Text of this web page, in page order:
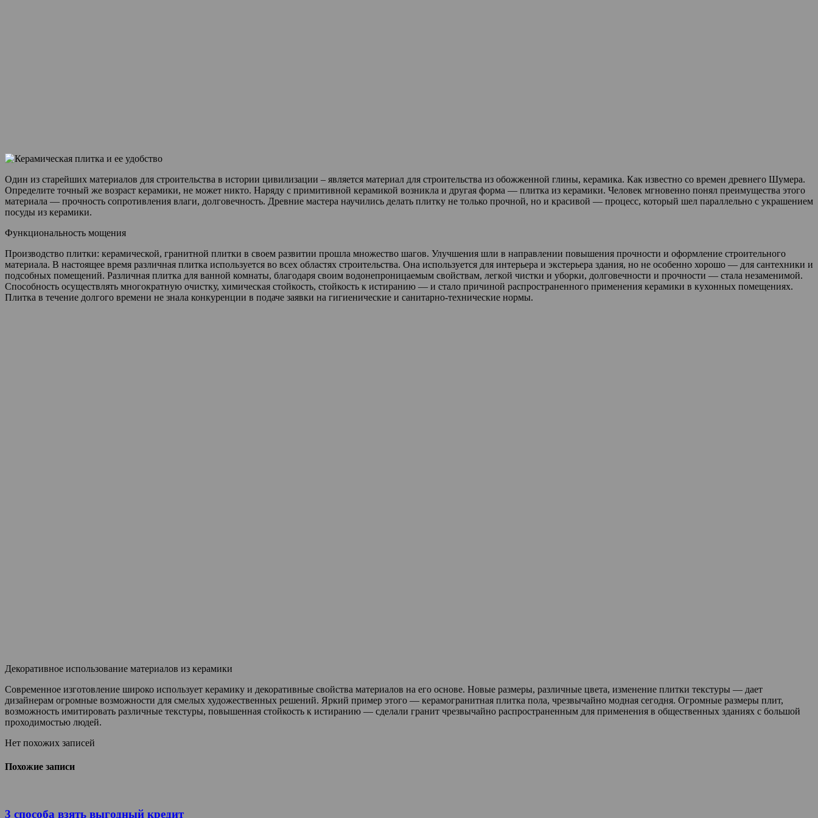
Один из старейших материалов для строительства в истории цивилизации – является материал для строительства из обожженной глины, керамика. Как известно со времен древнего Шумера.
Определите точный же возраст керамики, не может никто. Наряду с примитивной керамикой возникла и другая форма — плитка из керамики. Человек мгновенно понял преимущества этого
материала — прочность сопротивления влаги, долговечность. Древние мастера научились делать плитку не только прочной, но и красивой — процесс, который шел параллельно с украшением
посуды из керамики.
Функциональность мощения
Производство плитки: керамической, гранитной плитки в своем развитии прошла множество шагов. Улучшения шли в направлении повышения прочности и оформление строительного
материала. В настоящее время различная плитка используется во всех областях строительства. Она используется для интерьера и экстерьера здания, но не особенно хорошо — для сантехники и
подсобных помещений. Различная плитка для ванной комнаты, благодаря своим водонепроницаемым свойствам, легкой чистки и уборки, долговечности и прочности — стала незаменимой.
Способность осуществлять многократную очистку, химическая стойкость, стойкость к истиранию — и стало причиной распространенного применения керамики в кухонных помещениях.
Плитка в течение долгого времени не знала конкуренции в подаче заявки на гигиенические и санитарно-технические нормы.
Декоративное использование материалов из керамики
Современное изготовление широко использует керамику и декоративные свойства материалов на его основе. Новые размеры, различные цвета, изменение плитки текстуры — дает
дизайнерам огромные возможности для смелых художественных решений. Яркий пример этого — керамогранитная плитка пола, чрезвычайно модная сегодня. Огромные размеры плит,
возможность имитировать различные текстуры, повышенная стойкость к истиранию — сделали гранит чрезвычайно распространенным для применения в общественных зданиях с большой
проходимостью людей.
Нет похожих записей
Похожие записи
3 способа взять выгодный кредит